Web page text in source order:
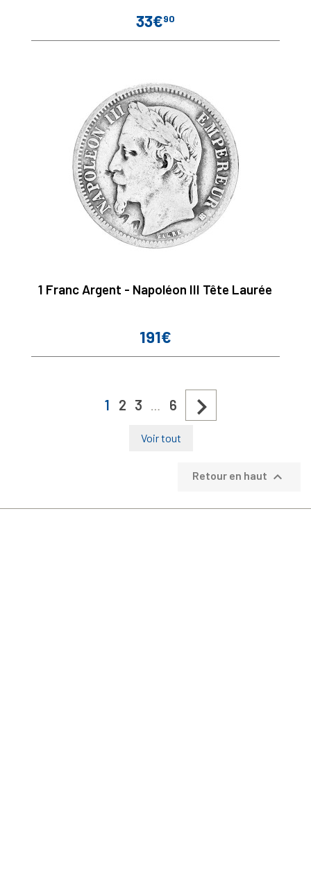
Prix
33€90
1 Franc Argent - Napoléon III Tête Laurée
Prix
191€
1 2 3 … 6 
Voir tout
Retour en haut 